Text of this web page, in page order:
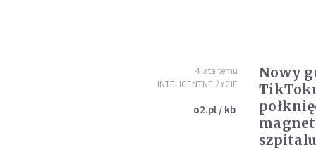
4 lata temu
INTELIGENTNE ŻYCIE
o2.pl / kb
Nowy
szpitalu